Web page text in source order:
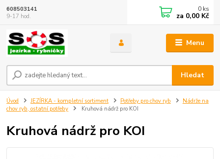
Menu
Hledat
608503141
9-17 hod.
0 ks
za 0,00 Kč
Úvod JEZÍRKA - kompletní sortiment Potřeby pro chov ryb
Nádrže na
chov ryb, ostatní potřeby
Kruhová nádrž pro KOI
Kruhová nádrž pro KOI